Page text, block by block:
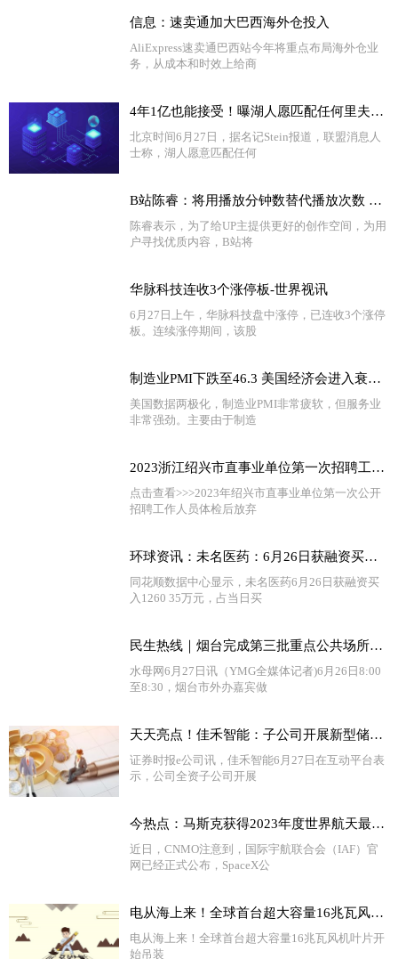
信息：速卖通加大巴西海外仓投入
AliExpress速卖通巴西站今年将重点布局海外仓业
务，从成本和时效上给商
4年1亿也能接受！曝湖人愿匹配任何里夫斯报价：为何仍准备替代者
北京时间6月27日，据名记Stein报道，联盟消息人
士称，湖人愿意匹配任何
B站陈睿：将用播放分钟数替代播放次数 消弭视频数据水分
陈睿表示，为了给UP主提供更好的创作空间，为用
户寻找优质内容，B站将
华脉科技连收3个涨停板-世界视讯
6月27日上午，华脉科技盘中涨停，已连收3个涨停
板。连续涨停期间，该股
制造业PMI下跌至46.3 美国经济会进入衰退吗？
美国数据两极化，制造业PMI非常疲软，但服务业
非常强劲。主要由于制造
2023浙江绍兴市直事业单位第一次招聘工作人员体检后放弃、递补人员名单名单（二）
点击查看>>>2023年绍兴市直事业单位第一次公开
招聘工作人员体检后放弃
环球资讯：未名医药：6月26日获融资买入1260.35万元，占当日流入资金比例21.21%
同花顺数据中心显示，未名医药6月26日获融资买
入1260 35万元，占当日买
民生热线｜烟台完成第三批重点公共场所外语标识规范行动
水母网6月27日讯（YMG全媒体记者)6月26日8:00
至8:30，烟台市外办嘉宾做
天天亮点！佳禾智能：子公司开展新型储能业务 预计9月底试产
证券时报e公司讯，佳禾智能6月27日在互动平台表
示，公司全资子公司开展
今热点：马斯克获得2023年度世界航天最高奖 星舰成功率已大增
近日，CNMO注意到，国际宇航联合会（IAF）官
网已经正式公布，SpaceX公
电从海上来！全球首台超大容量16兆瓦风机叶片开始吊装
电从海上来！全球首台超大容量16兆瓦风机叶片开
始吊装